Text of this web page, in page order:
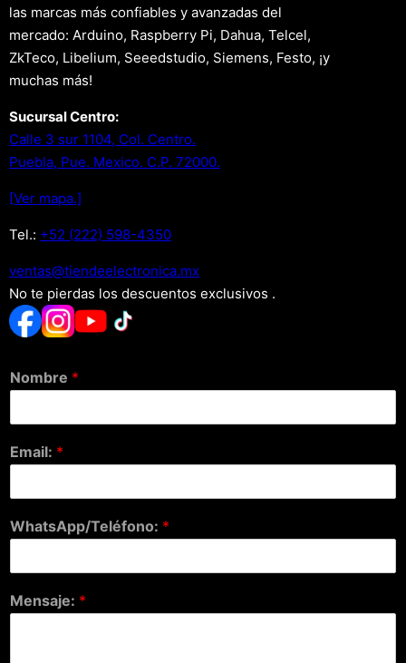
las marcas más confiables y avanzadas del
mercado: Arduino, Raspberry Pi, Dahua, Telcel,
ZkTeco, Libelium, Seeedstudio, Siemens, Festo, ¡y
muchas más!
Sucursal Centro:
Calle 3 sur 1104, Col. Centro.
Puebla, Pue. Mexico. C.P. 72000.
[Ver mapa.]
Tel.: +52 (222) 598-4350
xm.acinortceleedneit@satnev
No te pierdas los descuentos exclusivos .
Nombre *
Email: *
WhatsApp/Teléfono: *
Mensaje: *